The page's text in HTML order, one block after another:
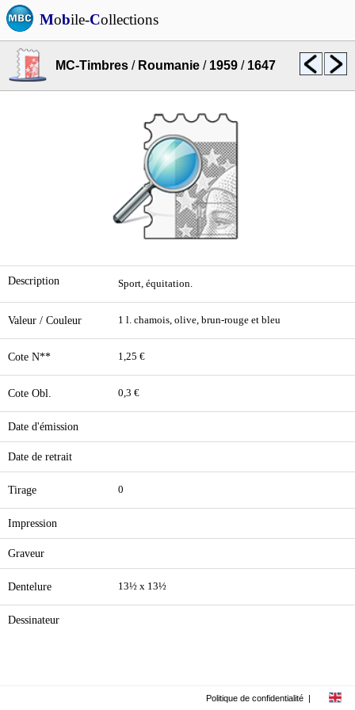
Mobile-Collections
MC-Timbres / Roumanie / 1959 / 1647
Description Sport, équitation.
Valeur / Couleur 1 l. chamois, olive, brun-rouge et bleu
Cote N** 1,25 €
Cote Obl. 0,3 €
Date d'émission
Date de retrait
Tirage 0
Impression
Graveur
Dentelure 13½ x 13½
Dessinateur
Politique de confidentialité |